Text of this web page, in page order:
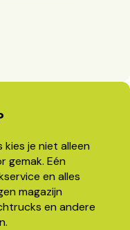
je niet alleen
gemak. Eén
en alles
magazijn
en andere